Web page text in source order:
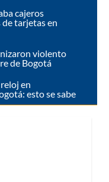
cajeros
tarjetas en
violento
de Bogotá
en
esto se sabe